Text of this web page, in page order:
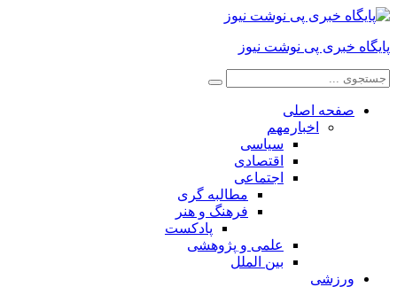
پایگاه خبری پی نوشت نیوز
صفحه اصلی
اخبارمهم
سیاسی
اقتصادی
اجتماعی
مطالبه گری
فرهنگ و هنر
پادکست
علمی و پژوهشی
بین الملل
ورزشی